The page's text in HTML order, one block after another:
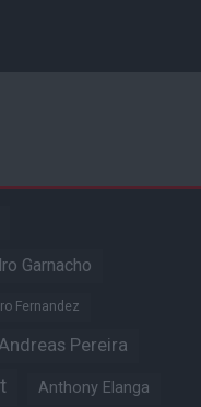
Garnacho
Fernandez
Pereira
Anthony Elanga